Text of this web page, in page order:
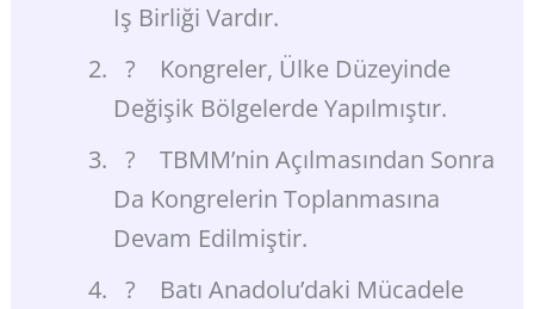
Iş Birliği Vardır.
? Kongreler, Ülke Düzeyinde
Değişik Bölgelerde Yapılmıştır.
? TBMM’nin Açılmasından Sonra
Da Kongrelerin Toplanmasına
Devam Edilmiştir.
? Batı Anadolu’daki Mücadele